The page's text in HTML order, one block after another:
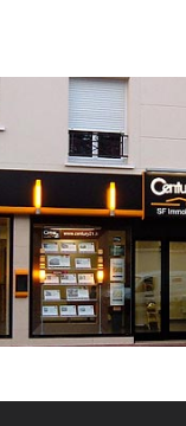
21 SF
de Livry
SEVRAN - 93270
Envoyer un message
Téléphoner à l'agence